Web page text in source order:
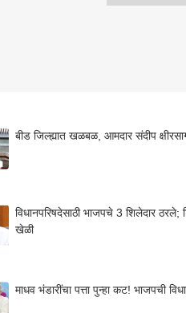
बीड जिल्ह्यात खळबळ, आमदार संदीप
विधानपरिषदेसाठी भाजपचे 3 शिलेदार ठरले;
खेळी
माधव भंडारींचा पत्ता पुन्हा कट! भाजपची